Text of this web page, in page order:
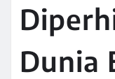
Dunia